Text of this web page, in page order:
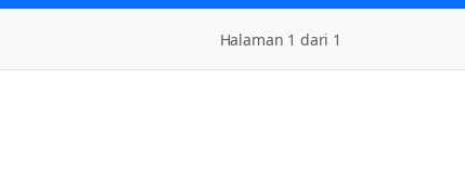
Halaman 1 dari 1